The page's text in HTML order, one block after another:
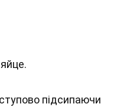
підсипаючи